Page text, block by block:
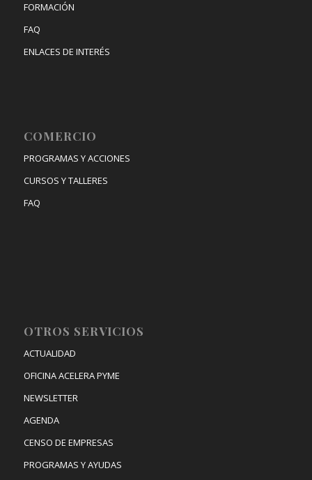
FORMACIÓN
FAQ
ENLACES DE INTERÉS
COMERCIO
PROGRAMAS Y ACCIONES
CURSOS Y TALLERES
FAQ
OTROS SERVICIOS
ACTUALIDAD
OFICINA ACELERA PYME
NEWSLETTER
AGENDA
CENSO DE EMPRESAS
PROGRAMAS Y AYUDAS